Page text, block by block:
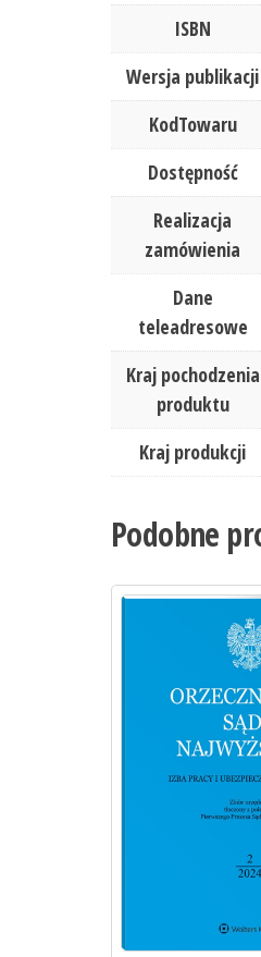
ISBN
Wersja publikacji
KodTowaru
Dostępność
Realizacja
zamówienia
Dane
teleadresowe
Kraj pochodzenia
produktu
Kraj produkcji
Podobne